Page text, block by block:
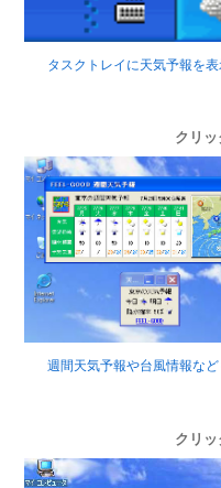
タスクトレイに天気予報を
クリ
週間天気予報や台風情報な
クリ